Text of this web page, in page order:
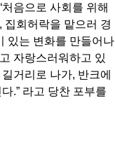
처음으로 사회를 위해
, 집회허락을 맡으러 경
있는 변화를 만들어나
자랑스러워하고 있
길거리로 나가, 반크에
다.” 라고 당찬 포부를